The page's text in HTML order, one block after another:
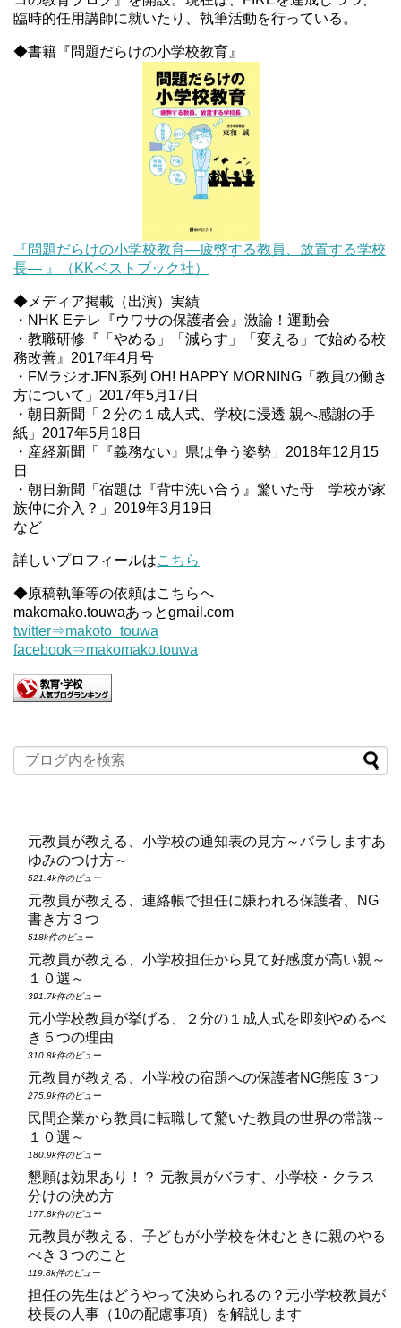
臨時的任用講師に就いたり、執筆活動を行っている。
◆書籍『問題だらけの小学校教育』
『問題だらけの小学校教育―疲弊する教員、放置する学校
長― 』（KKベストブック社）
◆メディア掲載（出演）実績
・NHK Eテレ『ウワサの保護者会』激論！運動会
・教職研修『「やめる」「減らす」「変える」で始める校
務改善』2017年4月号
・FMラジオJFN系列 OH! HAPPY MORNING「教員の働き
方について」2017年5月17日
・朝日新聞「２分の１成人式、学校に浸透 親へ感謝の手
紙」2017年5月18日
・産経新聞「『義務ない』県は争う姿勢」2018年12月15
日
・朝日新聞「宿題は『背中洗い合う』驚いた母 学校が家
族仲に介入？」2019年3月19日
など
詳しいプロフィールはこちら
◆原稿執筆等の依頼はこちらへ
makomako.touwaあっとgmail.com
twitter⇒makoto_touwa
facebook⇒makomako.touwa
元教員が教える、小学校の通知表の見方～バラしますあ
ゆみのつけ方～
521.4k件のビュー
元教員が教える、連絡帳で担任に嫌われる保護者、NG
書き方３つ
518k件のビュー
元教員が教える、小学校担任から見て好感度が高い親～
１０選～
391.7k件のビュー
元小学校教員が挙げる、２分の１成人式を即刻やめるべ
き５つの理由
310.8k件のビュー
元教員が教える、小学校の宿題への保護者NG態度３つ
275.9k件のビュー
民間企業から教員に転職して驚いた教員の世界の常識～
１０選～
180.9k件のビュー
懇願は効果あり！？ 元教員がバラす、小学校・クラス
分けの決め方
177.8k件のビュー
元教員が教える、子どもが小学校を休むときに親のやる
べき３つのこと
119.8k件のビュー
担任の先生はどうやって決められるの？元小学校教員が
校長の人事（10の配慮事項）を解説します